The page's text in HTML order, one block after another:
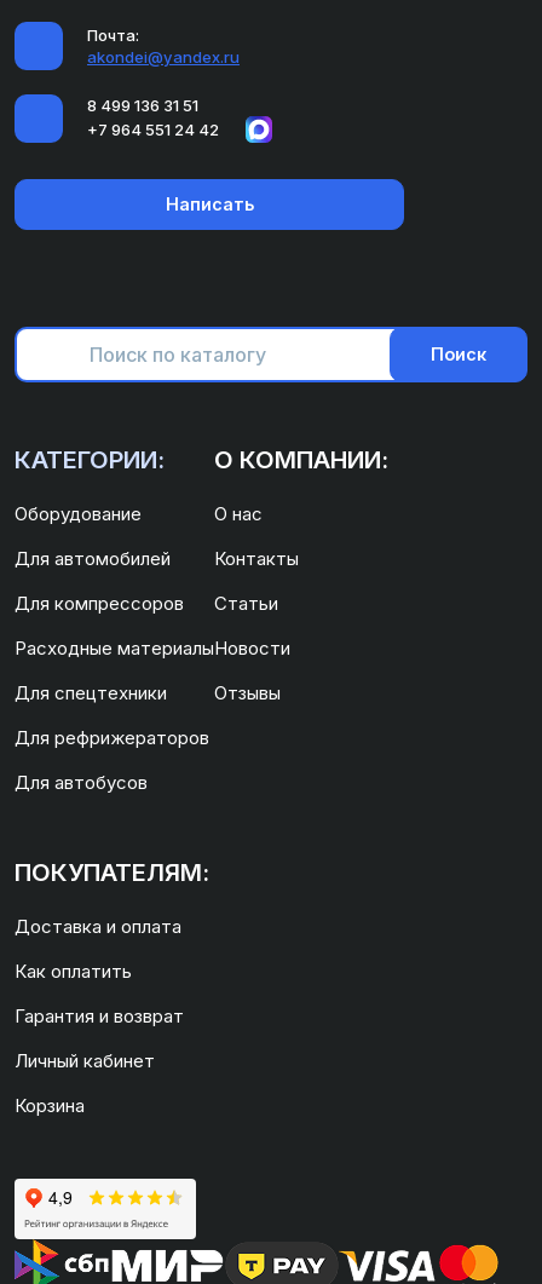
Почта:
akondei@yandex.ru
8 499 136 31 51
+7 964 551 24 42
Написать
Поиск
КАТЕГОРИИ:
Оборудование
Для автомобилей
Для компрессоров
Расходные материалы
Для спецтехники
Для рефрижераторов
Для автобусов
О КОМПАНИИ:
О нас
Контакты
Статьи
Новости
Отзывы
ПОКУПАТЕЛЯМ:
Доставка и оплата
Как оплатить
Гарантия и возврат
Личный кабинет
Корзина